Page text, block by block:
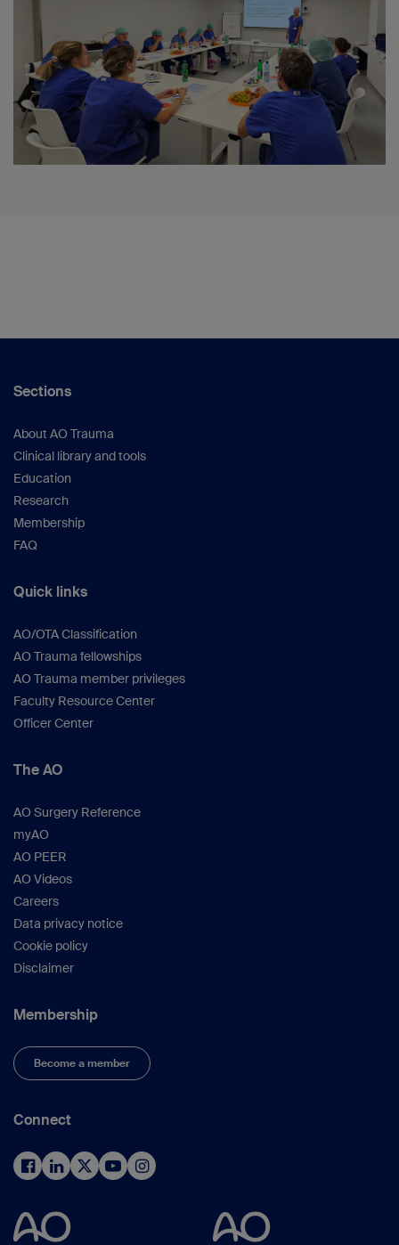
Sections
About AO Trauma
Clinical library and tools
Education
Research
Membership
FAQ
Quick links
AO/OTA Classification
AO Trauma fellowships
AO Trauma member privileges
Faculty Resource Center
Officer Center
The AO
AO Surgery Reference
myAO
AO PEER
AO Videos
Careers
Data privacy notice
Cookie policy
Disclaimer
Membership
Become a member
Connect